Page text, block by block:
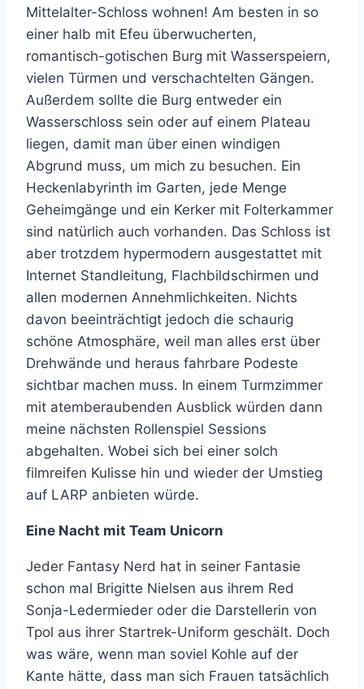
Mittelalter-Schloss wohnen! Am besten in so
einer halb mit Efeu überwucherten,
romantisch-gotischen Burg mit Wasserspeiern,
vielen Türmen und verschachtelten Gängen.
Außerdem sollte die Burg entweder ein
Wasserschloss sein oder auf einem Plateau
liegen, damit man über einen windigen
Abgrund muss, um mich zu besuchen. Ein
Heckenlabyrinth im Garten, jede Menge
Geheimgänge und ein Kerker mit Folterkammer
sind natürlich auch vorhanden. Das Schloss ist
aber trotzdem hypermodern ausgestattet mit
Internet Standleitung, Flachbildschirmen und
allen modernen Annehmlichkeiten. Nichts
davon beeinträchtigt jedoch die schaurig
schöne Atmosphäre, weil man alles erst über
Drehwände und heraus fahrbare Podeste
sichtbar machen muss. In einem Turmzimmer
mit atemberaubenden Ausblick würden dann
meine nächsten Rollenspiel Sessions
abgehalten. Wobei sich bei einer solch
filmreifen Kulisse hin und wieder der Umstieg
auf LARP anbieten würde.
Eine Nacht mit Team Unicorn
Jeder Fantasy Nerd hat in seiner Fantasie
schon mal Brigitte Nielsen aus ihrem Red
Sonja-Ledermieder oder die Darstellerin von
Tpol aus ihrer Startrek-Uniform geschält. Doch
was wäre, wenn man soviel Kohle auf der
Kante hätte, dass man sich Frauen tatsächlich